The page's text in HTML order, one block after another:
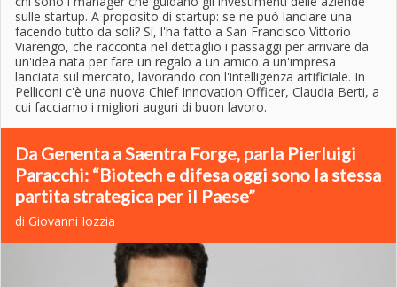
sulle startup. A proposito di startup: se ne può lanciare una
facendo tutto da soli? Sì, l'ha fatto a San Francisco Vittorio
Viarengo, che racconta nel dettaglio i passaggi per arrivare da
un'idea nata per fare un regalo a un amico a un'impresa
lanciata sul mercato, lavorando con l'intelligenza artificiale. In
Pelliconi c'è una nuova Chief Innovation Officer, Claudia Berti, a
cui facciamo i migliori auguri di buon lavoro.
Da Genenta a Saentra Forge, parla Pierluigi
Paracchi: “Biotech e difesa oggi sono la stessa
partita strategica per il Paese”
di Giovanni Iozzia